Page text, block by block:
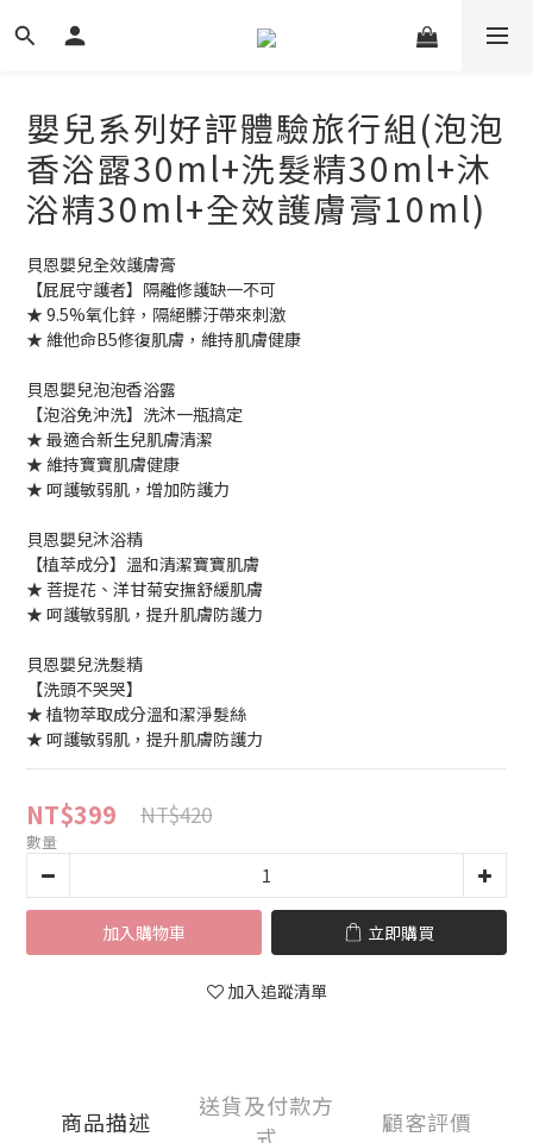
嬰兒系列好評體驗旅行組(泡泡
香浴露30ml+洗髮精30ml+沐
浴精30ml+全效護膚膏10ml)
貝恩嬰兒全效護膚膏
【屁屁守護者】隔離修護缺一不可
★ 9.5%氧化鋅，隔絕髒汙帶來刺激
★ 維他命B5修復肌膚，維持肌膚健康
貝恩嬰兒泡泡香浴露
【泡浴免沖洗】洗沐一瓶搞定
★ 最適合新生兒肌膚清潔
★ 維持寶寶肌膚健康
★ 呵護敏弱肌，增加防護力
貝恩嬰兒沐浴精
【植萃成分】溫和清潔寶寶肌膚
★ 菩提花、洋甘菊安撫舒緩肌膚
★ 呵護敏弱肌，提升肌膚防護力
貝恩嬰兒洗髮精
【洗頭不哭哭】
★ 植物萃取成分溫和潔淨髮絲
★ 呵護敏弱肌，提升肌膚防護力
NT$399 NT$420
數量
加入購物車 立即購買
加入追蹤清單
商品描述
送貨及付款方
顧客評價